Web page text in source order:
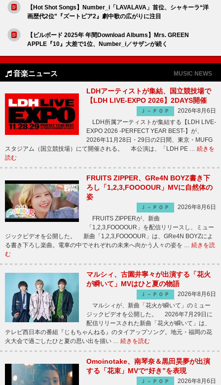
【Hot Shot Songs】Number_i「LAVALAVA」首位、シャキーラ“洋
画歴代2位”『ズートピア2』劇中歌の広がりに注目
【ビルボード 2025年 年間Download Albums】Mrs. GREEN
APPLE『10』大差で1位、Number_i／サザンが続く
音楽ニュース MUSIC NEWS
LDHアーティストが集結、国立競技場で
【LDH LIVE-EXPO 2026】2DAYS開催
Ｊ－ＰＯＰ
2026年8月6日
LDH所属アーティストが集結する【LDH LIVE-
EXPO 2026 -PERFECT YEAR BEST-】が、
2026年11月28日・29日の2日間、東京・MUFG
スタジアム（国立競技場）にて開催される。 本公演は、「LDH PE … 続きを
読む
FRUITS ZIPPER、GRe4N BOYZ書き下
ろし「1,2,3,FOOOOUR」MVに自然体の
姿
Ｊ－ＰＯＰ
2026年8月6日
FRUITS ZIPPERが、新曲
「1,2,3,FOOOOUR」を配信リリースし、ミュー
ジックビデオを公開した。 新曲「1,2,3,FOOOOUR」は、GRe4N BOYZによ
る書き下ろし楽曲。電車の中でそれぞれの未来へ向かう人々の姿を … 続きを読
む
マルシィ、古園井寧々が出演する「花火
が瞬いて」MVはひと夏の物語
Ｊ－ＰＯＰ
2026年8月6日
マルシィが、新曲「花火が瞬いて」のミュー
ジックビデオを公開した。 2026年7月29日に
配信リリースされた新曲「花火が瞬いて」は、
テレビ西日本の番組『じもちゃんねる』のタイアップソング。地元・福岡の花
火大会で過ごしたひと夏の思い出を描い … 続きを読む
Omoinotake、南琴奈＆黒田昊夢が出演
する「花束」MVで“好き”を表現
Ｊ－ＰＯＰ
2026年8月6日